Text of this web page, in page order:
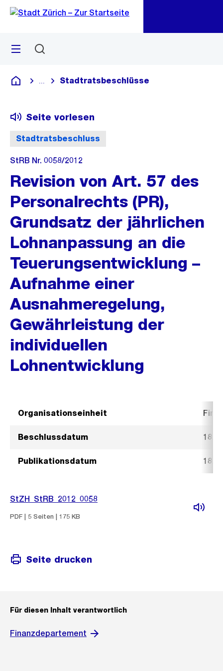
Navigation
Sprunglink
Menü
Deutsch
Blende alle Breadcrumbs ein
Stadtratsbeschlüsse
Stadtratsbeschluss
Seite vorlesen
StRB Nr. 0058/2012
Revision von Art. 57 des
Personalrechts (PR),
Grundsatz der jährlichen
Lohnanpassung an die
Teuerungsentwicklung –
Aufnahme einer
Ausnahmeregelung,
Gewährleistung der
individuellen
Lohnentwicklung
Organisationseinheit
Beschlussdatum 18.
Publikationsdatum 18.
StZH_StRB_2012_0058
PDF | 5 Seiten | 175 KB
Seite drucken
Für diesen Inhalt verantwortlich
Finanzdepartement